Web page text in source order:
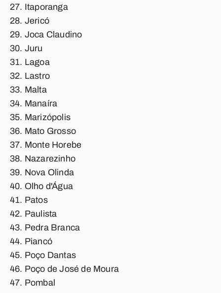
Itaporanga
Jericó
Joca Claudino
Juru
Lagoa
Lastro
Malta
Manaíra
Marizópolis
Mato Grosso
Monte Horebe
Nazarezinho
Nova Olinda
Olho d'Água
Patos
Paulista
Pedra Branca
Piancó
Poço Dantas
Poço de José de Moura
Pombal